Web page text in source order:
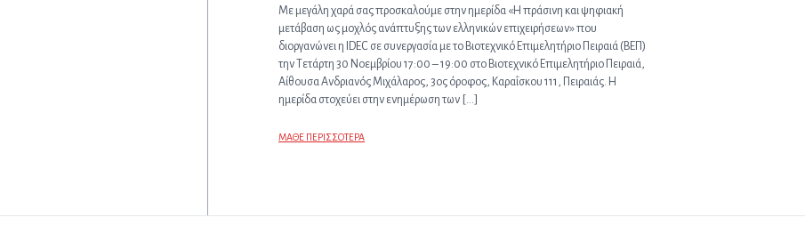
Με μεγάλη χαρά σας προσκαλούμε στην ημερίδα «Η πράσινη και ψηφιακή
μετάβαση ως μοχλός ανάπτυξης των ελληνικών επιχειρήσεων» που
διοργανώνει η IDEC σε συνεργασία με το Βιοτεχνικό Επιμελητήριο Πειραιά (ΒΕΠ)
την Τετάρτη 30 Νοεμβρίου 17:00 – 19:00 στο Βιοτεχνικό Επιμελητήριο Πειραιά,
Αίθουσα Ανδριανός Μιχάλαρος, 3ος όροφος, Καραΐσκου 111, Πειραιάς. Η
ημερίδα στοχεύει στην ενημέρωση των […]
ΜΑΘΕ ΠΕΡΙΣΣΟΤΕΡΑ